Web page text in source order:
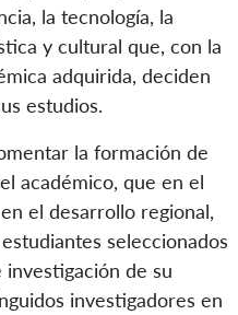
la tecnología, la
y cultural que, con la
adquirida, deciden
estudios.
la formación de
académico, que en el
el desarrollo regional,
seleccionados
de su
investigadores en